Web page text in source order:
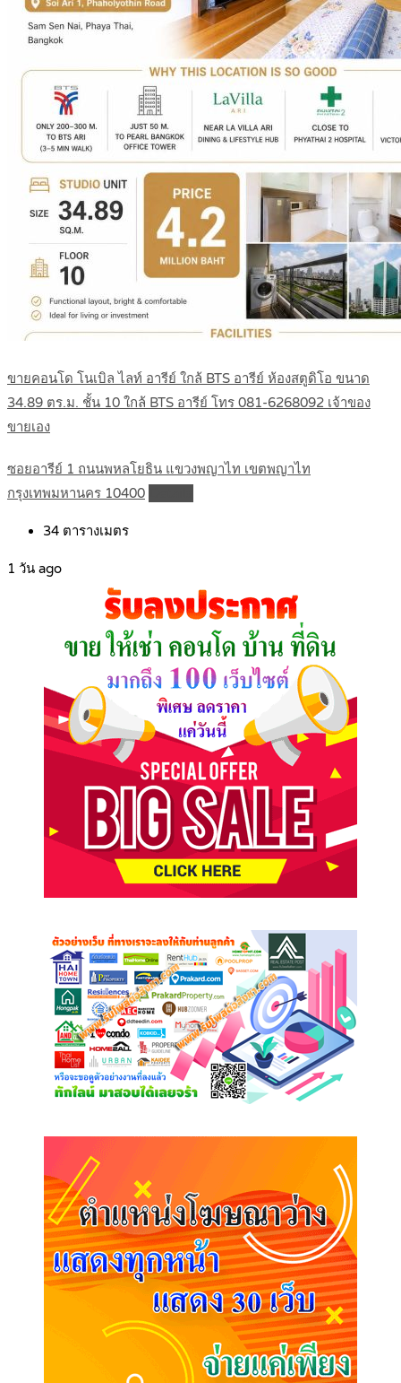
ขายคอนโด โนเบิล ไลท์ อารีย์ ใกล้ BTS อารีย์ ห้องสตูดิโอ ขนาด
34.89 ตร.ม. ชั้น 10 ใกล้ BTS อารีย์ โทร 081-6268092 เจ้าของ
ขายเอง
ซอยอารีย์ 1 ถนนพหลโยธิน แขวงพญาไท เขตพญาไท
กรุงเทพมหานคร 10400
34 ตารางเมตร
1 วัน ago